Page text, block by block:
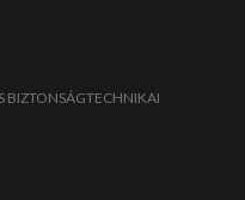
BIZTONSÁGTECHNIKAI